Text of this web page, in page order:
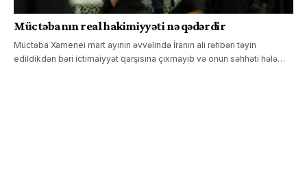
Müctəbanın real hakimiyyəti nə qədərdir
Müctəba Xamenei mart ayının əvvəlində İranın ali rəhbəri təyin
edildikdən bəri ictimaiyyət qarşısına çıxmayıb və onun səhhəti hələ…